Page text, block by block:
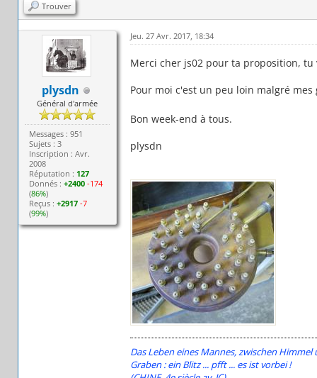
Trouver
plysdn
Général d'armée
Messages : 951
Sujets : 3
Inscription : Avr.
2008
Réputation : 127
Donnés :+2400 -174
(86%)
Reçus :+2917 -7
(99%)
Jeu. 27 Avr. 2017, 18:34
Merci cher js02 pour ta proposition,
Pour moi c'est un peu loin malgré
Bon week-end à tous.
plysdn
Das Leben eines Mannes, zwischen
Graben : ein Blitz ... pfft ... es ist vorbei !